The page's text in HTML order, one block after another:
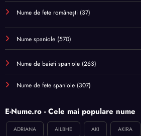
Nume de fete românești (37)
Nume spaniole (570)
Nume de baieti spaniole (263)
Nume de fete spaniole (307)
E-Nume.ro - Cele mai populare nume
ADRIANA AILBHE AKI AKIRA